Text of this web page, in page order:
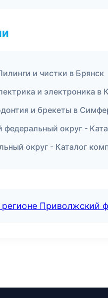
и чистки в Брянск
и электроника в
и брекеты в
федеральный округ -
округ - Каталог
Приволжский